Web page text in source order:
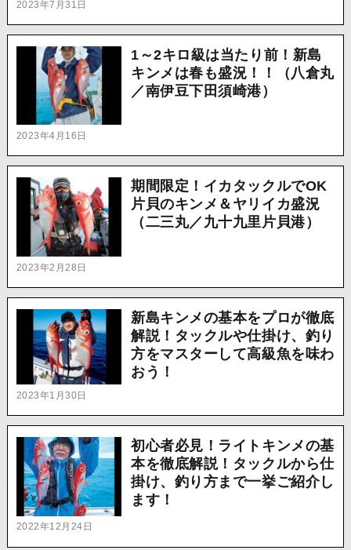
2023年7月31日
2023年4月16日
1～2キロ級は当たり前！新島
キンメは春も盛況！！（八倉丸
／南伊豆下田須崎港）
2023年2月28日
期間限定！イカタックルでOK
片貝のキンメ＆ヤリイカ盛況
（二三丸／九十九里片貝港）
2023年1月30日
新島キンメの基本をプロが徹底
解説！タックルや仕掛け、釣り
方をマスターして高級魚を味わ
おう！
2022年12月24日
初心者必見！ライトキンメの基
本を徹底解説！タックルから仕
掛け、釣り方まで一挙ご紹介し
ます！